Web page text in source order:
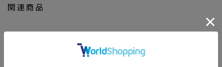
ランドです。
関連商品